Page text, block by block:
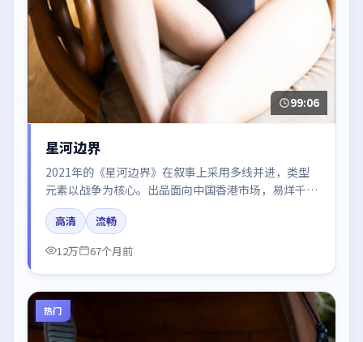
99:06
星河边界
2021年的《星河边界》在叙事上采用多线并进，类型
元素以战争为核心。出品面向中国香港市场，易烊千
玺、谭卓、张子枫、周冬雨、周迅所饰角色推动关键反
转，结尾留白引发讨论。
高清
流畅
12万
67个月前
热门